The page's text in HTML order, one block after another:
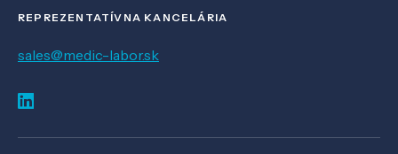
REPREZENTATÍVNA KANCELÁRIA
sales@medic-labor.sk